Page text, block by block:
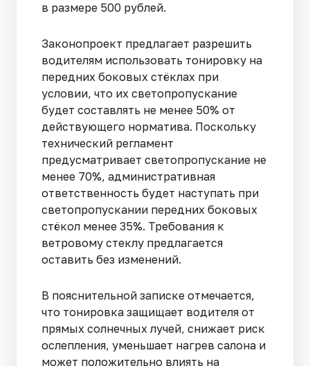
в размере 500 рублей.
Законопроект предлагает разрешить
водителям использовать тонировку на
передних боковых стёклах при
условии, что их светопропускание
будет составлять не менее 50% от
действующего норматива. Поскольку
технический регламент
предусматривает светопропускание не
менее 70%, административная
ответственность будет наступать при
светопропускании передних боковых
стёкол менее 35%. Требования к
ветровому стеклу предлагается
оставить без изменений.
В пояснительной записке отмечается,
что тонировка защищает водителя от
прямых солнечных лучей, снижает риск
ослепления, уменьшает нагрев салона и
может положительно влиять на